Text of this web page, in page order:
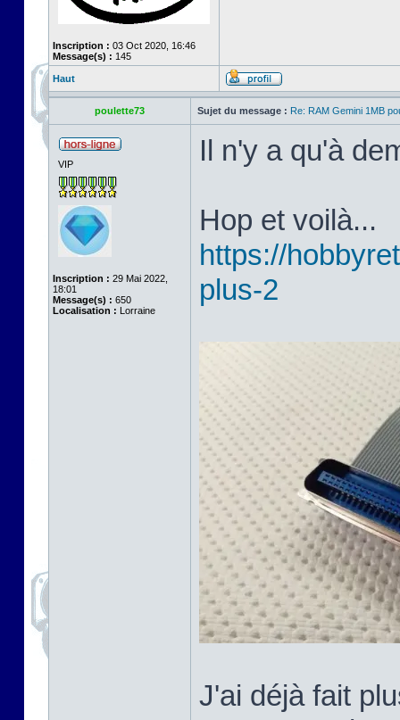
Inscription : 03 Oct 2020, 16:46
Message(s) : 145
Haut
poulette73 Sujet du message : Re: RAM Gemini 1MB
VIP
Inscription : 29 Mai 2022,
18:01
Message(s) : 650
Localisation : Lorraine
Il n'y a qu'à
Hop et voilà...
https://
plus-2
J'ai déjà fait